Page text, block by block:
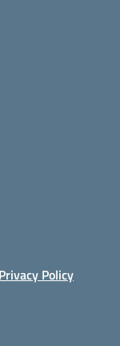
Privacy Policy